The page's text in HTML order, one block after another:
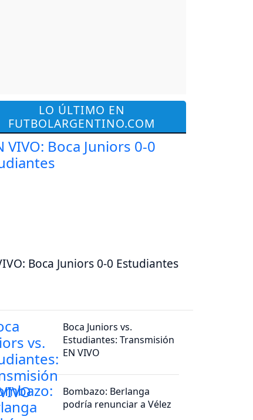
LO ÚLTIMO EN
FUTBOLARGENTINO.COM
Boca Juniors 0-0 Estudiantes
Boca Juniors vs.
Estudiantes: Transmisión
EN VIVO
Bombazo: Berlanga
podría renunciar a Vélez